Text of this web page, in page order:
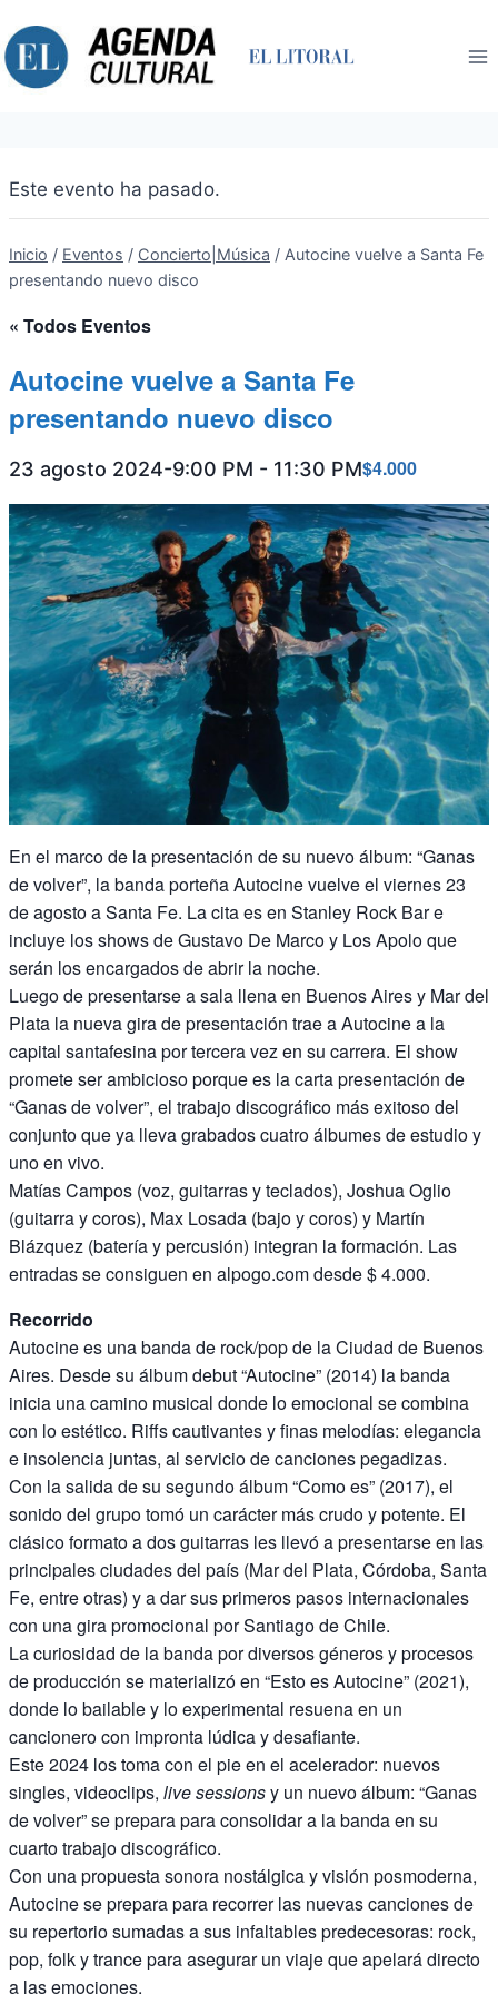
al
contenido
Este evento ha pasado.
Inicio / Eventos / Concierto|Música / Autocine vuelve a Santa Fe
presentando nuevo disco
« Todos Eventos
Autocine vuelve a Santa Fe
presentando nuevo disco
23 agosto 2024-9:00 PM - 11:30 PM$4.000
En el marco de la presentación de su nuevo álbum: “Ganas
de volver”, la banda porteña Autocine vuelve el viernes 23
de agosto a Santa Fe. La cita es en Stanley Rock Bar e
incluye los shows de Gustavo De Marco y Los Apolo que
serán los encargados de abrir la noche.
Luego de presentarse a sala llena en Buenos Aires y Mar del
Plata la nueva gira de presentación trae a Autocine a la
capital santafesina por tercera vez en su carrera. El show
promete ser ambicioso porque es la carta presentación de
“Ganas de volver”, el trabajo discográfico más exitoso del
conjunto que ya lleva grabados cuatro álbumes de estudio y
uno en vivo.
Matías Campos (voz, guitarras y teclados), Joshua Oglio
(guitarra y coros), Max Losada (bajo y coros) y Martín
Blázquez (batería y percusión) integran la formación. Las
entradas se consiguen en alpogo.com desde $ 4.000.
Recorrido
Autocine es una banda de rock/pop de la Ciudad de Buenos
Aires. Desde su álbum debut “Autocine” (2014) la banda
inicia una camino musical donde lo emocional se combina
con lo estético. Riffs cautivantes y finas melodías: elegancia
e insolencia juntas, al servicio de canciones pegadizas.
Con la salida de su segundo álbum “Como es” (2017), el
sonido del grupo tomó un carácter más crudo y potente. El
clásico formato a dos guitarras les llevó a presentarse en las
principales ciudades del país (Mar del Plata, Córdoba, Santa
Fe, entre otras) y a dar sus primeros pasos internacionales
con una gira promocional por Santiago de Chile.
La curiosidad de la banda por diversos géneros y procesos
de producción se materializó en “Esto es Autocine” (2021),
donde lo bailable y lo experimental resuena en un
cancionero con impronta lúdica y desafiante.
Este 2024 los toma con el pie en el acelerador: nuevos
singles, videoclips, live sessionsy un nuevo álbum: “Ganas
de volver” se prepara para consolidar a la banda en su
cuarto trabajo discográfico.
Con una propuesta sonora nostálgica y visión posmoderna,
Autocine se prepara para recorrer las nuevas canciones de
su repertorio sumadas a sus infaltables predecesoras: rock,
pop, folk y trance para asegurar un viaje que apelará directo
a las emociones.